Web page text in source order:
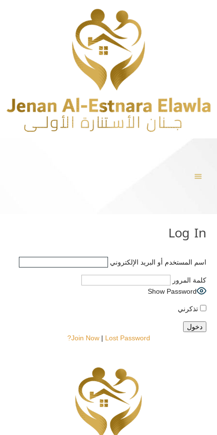
Log In
اسم المستخدم أو البريد الإلكتروني
كلمة المرور
Show Password
تذكرني
Join Now| Lost Password?